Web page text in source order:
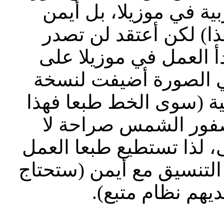
في موزيلا، بل أيمن
لكن أعتقد لن تصدر
الإصدار 2 حيث بدأ العمل في موزيلا على
في الصورة أضيفت لنسخة
(سوى الخط طبعا فهذا
الشمس صراحة لا
لذا تستطيع طبعا العمل
مع أيمن (ستحتاج
نظام متبع).